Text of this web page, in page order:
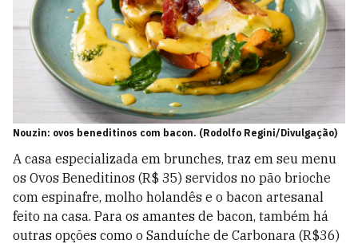
Nouzin: ovos beneditinos com bacon. (Rodolfo Regini/Divulgação)
A casa especializada em brunches, traz em seu menu
os Ovos Beneditinos (R$ 35) servidos no pão brioche
com espinafre, molho holandês e o bacon artesanal
feito na casa. Para os amantes de bacon, também há
outras opções como o Sanduíche de Carbonara (R$36)